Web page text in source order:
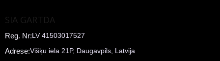
SIA GARTDA
Reg. Nr:LV 41503017527
Adrese:Višķu iela 21P, Daugavpils, Latvija